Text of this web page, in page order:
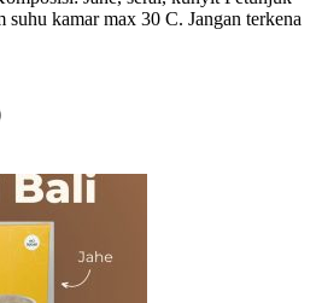
suhu kamar max 30 C. Jangan terkena